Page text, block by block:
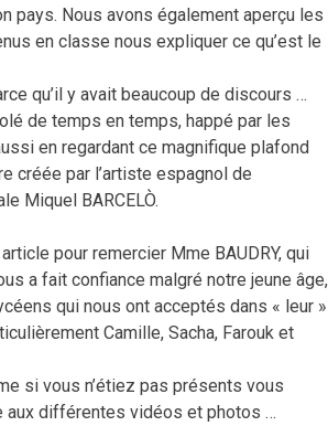
pays. Nous avons également aperçu les
en classe nous expliquer ce qu’est le
qu’il y avait beaucoup de discours …
de temps en temps, happé par les
en regardant ce magnifique plafond
créée par l’artiste espagnol de
Miquel BARCELÒ.
pour remercier Mme BAUDRY, qui
a fait confiance malgré notre jeune âge,
qui nous ont acceptés dans « leur »
Camille, Sacha, Farouk et
si vous n’étiez pas présents vous
aux différentes vidéos et photos …